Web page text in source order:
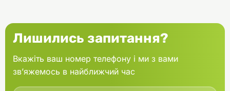
Лишились запитання?
Вкажіть ваш номер телефону і ми з вами
зв’яжемось в найближчий час